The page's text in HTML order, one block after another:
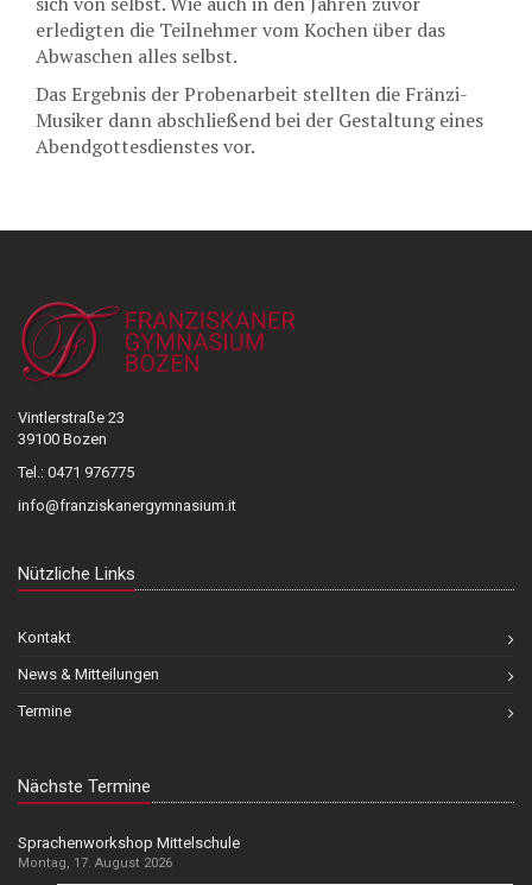
erledigten die Teilnehmer vom Kochen über das
Abwaschen alles selbst.
Das Ergebnis der Probenarbeit stellten die Fränzi-
Musiker dann abschließend bei der Gestaltung eines
Abendgottesdienstes vor.
Vintlerstraße 23
39100 Bozen
Tel.: 0471 976775
info@franziskanergymnasium.it
Nützliche Links
Kontakt
News & Mitteilungen
Termine
Nächste Termine
Sprachenworkshop Mittelschule
Montag, 17. August 2026